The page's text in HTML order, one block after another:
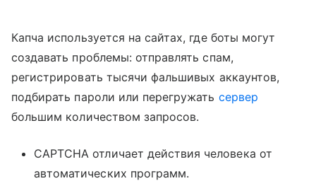
Капча используется на сайтах, где боты могут
создавать проблемы: отправлять спам,
регистрировать тысячи фальшивых аккаунтов,
подбирать пароли или перегружать сервер
большим количеством запросов.
CAPTCHA отличает действия человека от
автоматических программ.